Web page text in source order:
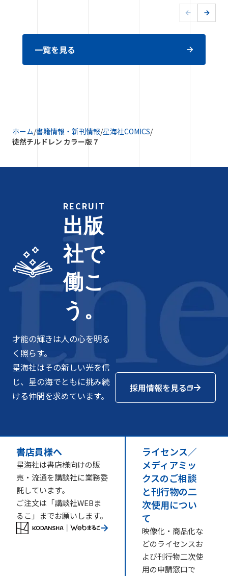
一覧を見る
ホーム/書籍情報・新刊情報/星海社COMICS/
徒然チルドレン カラー版 7
RECRUIT
出版
社で
働こ
う。
才能の輝きは人の心を明る
く照らす。
星海社はその新しい光を信
じ、星の海でともに挑み続
ける仲間を求めています。
採用情報を見る
書店員様へ
星海社は書店様向けの販
売・流通を講談社に業務委
託しています。
ご注文は「講談社WEBま
るこ」までお願いします。
ライセンス／
メディアミッ
クスのご相談
と刊行物の二
次使用につい
て
映像化・商品化な
どのライセンスお
よび刊行物二次使
用の申請窓口で